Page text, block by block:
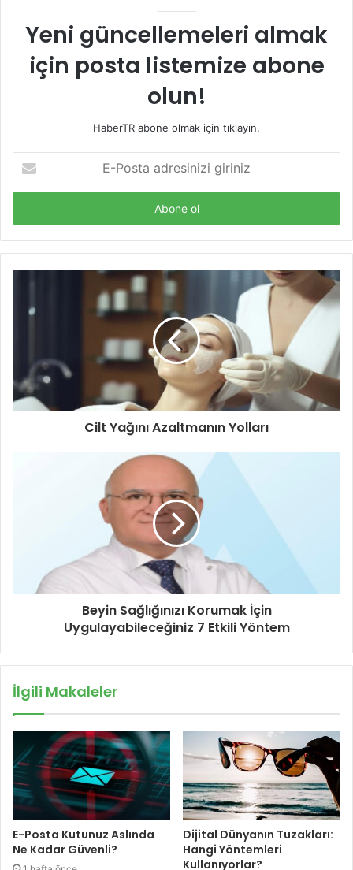
Yeni güncellemeleri almak
için posta listemize abone
olun!
HaberTR abone olmak için tıklayın.
Posta
adresinizi
Cilt Yağını Azaltmanın Yolları
Beyin Sağlığınızı Korumak İçin
Uygulayabileceğiniz 7 Etkili Yöntem
İlgili Makaleler
E-Posta Kutunuz Aslında
Ne Kadar Güvenli?
Dijital Dünyanın Tuzakları:
Hangi Yöntemleri
Kullanıyorlar?